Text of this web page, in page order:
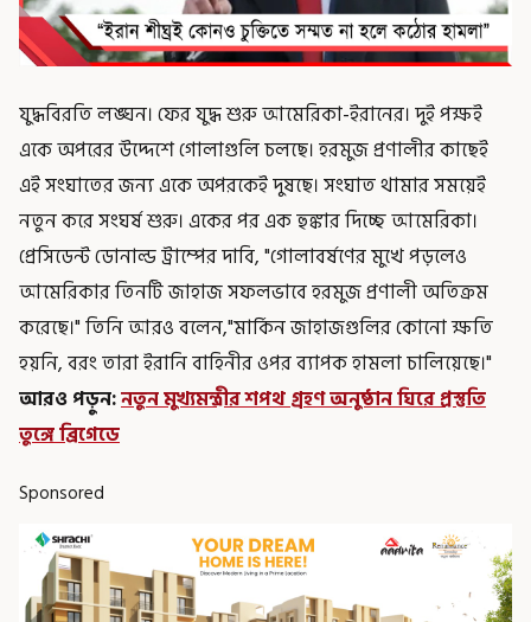
যুদ্ধবিরতি লঙ্ঘন। ফের যুদ্ধ শুরু আমেরিকা-ইরানের। দুই পক্ষই
একে অপরের উদ্দেশে গোলাগুলি চলছে। হরমুজ প্রণালীর কাছেই
এই সংঘাতের জন্য একে অপরকেই দুষছে। সংঘাত থামার সময়েই
নতুন করে সংঘর্ষ শুরু। একের পর এক হুঙ্কার দিচ্ছে আমেরিকা।
প্রেসিডেন্ট ডোনাল্ড ট্রাম্পের দাবি, "গোলাবর্ষণের মুখে পড়লেও
আমেরিকার তিনটি জাহাজ সফলভাবে হরমুজ প্রণালী অতিক্রম
করেছে।" তিনি আরও বলেন,"মার্কিন জাহাজগুলির কোনো ক্ষতি
হয়নি, বরং তারা ইরানি বাহিনীর ওপর ব্যাপক হামলা চালিয়েছে।"
আরও পড়ুন:নতুন মুখ্যমন্ত্রীর শপথ গ্রহণ অনুষ্ঠান ঘিরে প্রস্তুতি
তুঙ্গে ব্রিগেডে
Sponsored